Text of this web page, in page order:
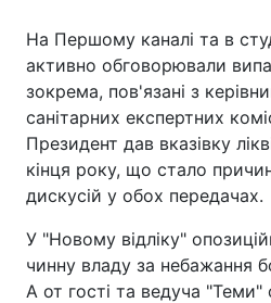
На Першому каналі та в
активно обговорювали
зокрема, пов'язані з
санітарних експертних
Президент дав вказівку
кінця року, що стало
дискусій у обох передачах.
У "Новому відліку"
чинну владу за небажання
А от гості та ведуча "Теми"